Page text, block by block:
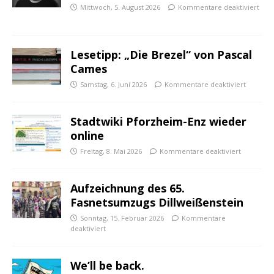
Mittwoch, 5. August 2026 Kommentare deaktiviert
Lesetipp: „Die Brezel“ von Pascal
Cames
Samstag, 6. Juni 2026 Kommentare deaktiviert
Stadtwiki Pforzheim-Enz wieder
online
Freitag, 8. Mai 2026 Kommentare deaktiviert
Aufzeichnung des 65.
Fasnetsumzugs Dillweißenstein
Sonntag, 15. Februar 2026
Kommentare
deaktiviert
We’ll be back.